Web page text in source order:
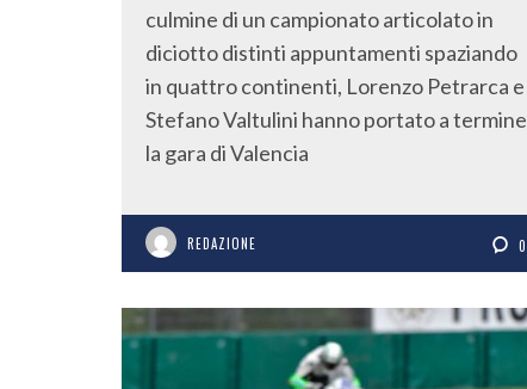
culmine di un campionato articolato in
diciotto distinti appuntamenti spaziando
in quattro continenti, Lorenzo Petrarca e
Stefano Valtulini hanno portato a termine
la gara di Valencia
REDAZIONE 0